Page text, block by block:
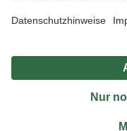
Produkte nur solange der Vorrat
*Paketversand ab 59 €
Privatsphäre
Nutzungsbedingungen
© 2026 toom Baumarkt